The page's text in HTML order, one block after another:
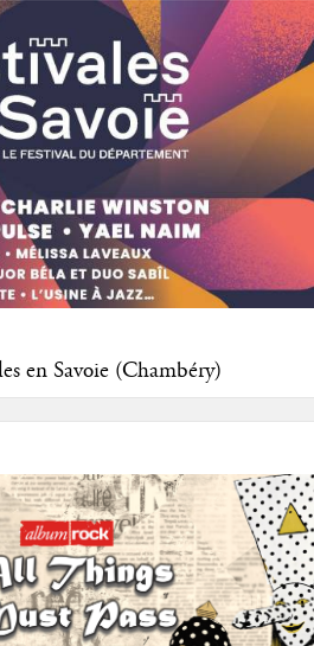
en Savoie (Chambéry)